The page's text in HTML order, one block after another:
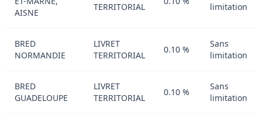
AISNE
TERRITORIAL
limitation
BRED
NORMANDIE
LIVRET
TERRITORIAL
0.10 %
Sans
limitation
BRED
GUADELOUPE
LIVRET
TERRITORIAL
0.10 %
Sans
limitation